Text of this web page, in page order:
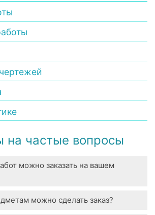
на частые вопросы
можно заказать на вашем
все виды студенческих работ. У
можно сделать заказ?